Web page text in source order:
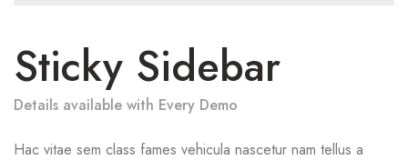
Sticky Sidebar
Details available with Every Demo
Hac vitae sem class fames vehicula nascetur nam tellus a